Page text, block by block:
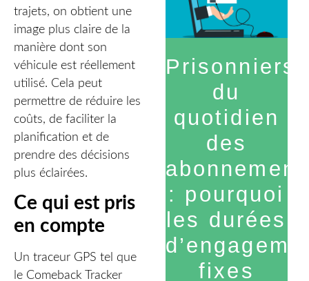
trajets, on obtient une
image plus claire de la
manière dont son
véhicule est réellement
utilisé. Cela peut
permettre de réduire les
coûts, de faciliter la
planification et de
prendre des décisions
plus éclairées.
Ce qui est pris
en compte
Un traceur GPS tel que
le Comeback Tracker
Prisonniers
du
quotidien
des
: pourquoi
les durées
fixes